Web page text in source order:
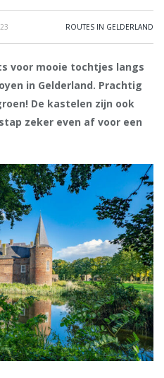
ROUTES IN GELDERLAND
voor mooie tochtjes langs
in Gelderland. Prachtig
De kastelen zijn ook
zeker even af voor een